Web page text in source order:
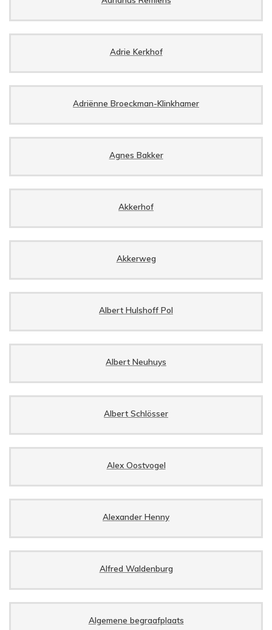
Adrie Kerkhof
Adriënne Broeckman-Klinkhamer
Agnes Bakker
Akkerhof
Akkerweg
Albert Hulshoff Pol
Albert Neuhuys
Albert Schlösser
Alex Oostvogel
Alexander Henny
Alfred Waldenburg
Algemene begraafplaats